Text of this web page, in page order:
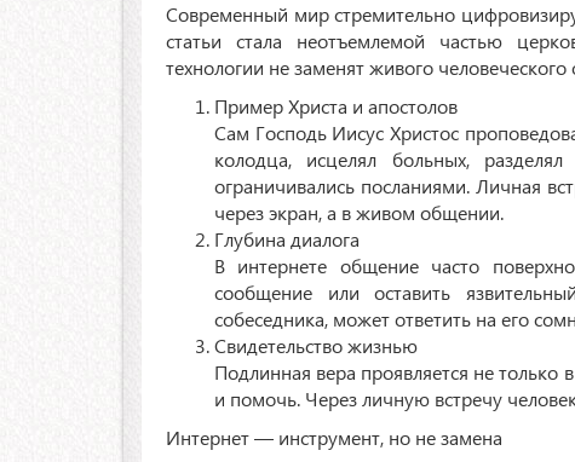
Современный мир стремительно
статьи стала неотъемлемой частью
технологии не заменят живого
Пример Христа и апостолов
Сам Господь Иисус Христос
колодца, исцелял больных,
ограничивались посланиями. Личная
через экран, а в живом общении.
Глубина диалога
В интернете общение часто
сообщение или оставить
собеседника, может ответить на его
Свидетельство жизнью
Подлинная вера проявляется не только
и помочь. Через личную встречу
Интернет — инструмент, но не замена